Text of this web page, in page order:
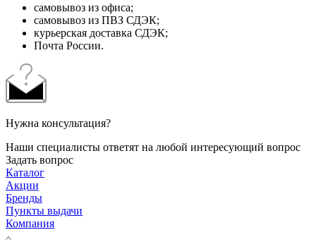
самовывоз из офиса;
самовывоз из ПВЗ СДЭК;
курьерская доставка СДЭК;
Почта России.
Нужна консультация?
Наши специалисты ответят на любой интересующий вопрос
Задать вопрос
Каталог
Акции
Бренды
Пункты выдачи
Компания